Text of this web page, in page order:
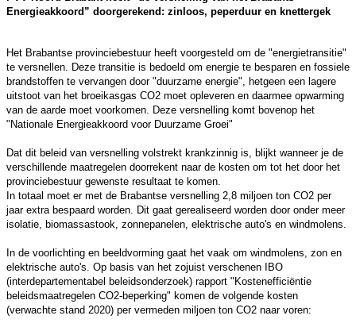
Energieakkoord” doorgerekend: zinloos, peperduur en knettergek
Het Brabantse provinciebestuur heeft voorgesteld om de "energietransitie"
te versnellen. Deze transitie is bedoeld om energie te besparen en fossiele
brandstoffen te vervangen door "duurzame energie", hetgeen een lagere
uitstoot van het broeikasgas CO2 moet opleveren en daarmee opwarming
van de aarde moet voorkomen. Deze versnelling komt bovenop het
"Nationale Energieakkoord voor Duurzame Groei"
Dat dit beleid van versnelling volstrekt krankzinnig is, blijkt wanneer je de
verschillende maatregelen doorrekent naar de kosten om tot het door het
provinciebestuur gewenste resultaat te komen.
In totaal moet er met de Brabantse versnelling 2,8 miljoen ton CO2 per
jaar extra bespaard worden. Dit gaat gerealiseerd worden door onder meer
isolatie, biomassastook, zonnepanelen, elektrische auto's en windmolens.
In de voorlichting en beeldvorming gaat het vaak om windmolens, zon en
elektrische auto's. Op basis van het zojuist verschenen IBO
(interdepartementabel beleidsonderzoek) rapport "Kostenefficiëntie
beleidsmaatregelen CO2-beperking" komen de volgende kosten
(verwachte stand 2020) per vermeden miljoen ton CO2 naar voren: